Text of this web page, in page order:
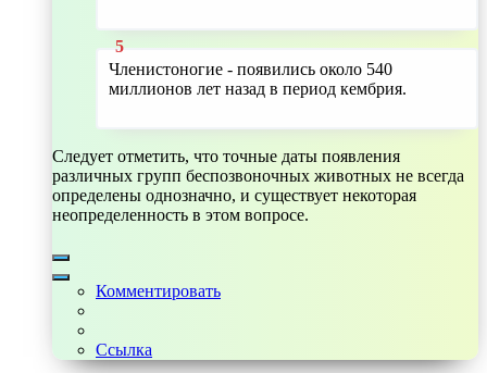
Членистоногие - появились около 540
миллионов лет назад в период кембрия.
Следует отметить, что точные даты появления
различных групп беспозвоночных животных не всегда
определены однозначно, и существует некоторая
неопределенность в этом вопросе.
Комментировать
Ссылка